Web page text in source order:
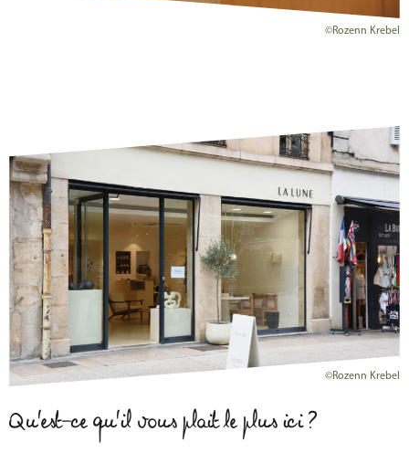
©Rozenn Krebel
©Rozenn Krebel
Qu'est-ce qu'il vous plait le plus ici ?